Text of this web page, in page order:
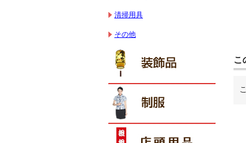
こ
清掃用具
その他